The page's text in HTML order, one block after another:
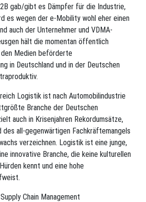
gab/gibt es Dämpfer für die Industrie,
es wegen der e-Mobility wohl eher einen
auch der Unternehmer und VDMA-
hält die momentan öffentlich
Medien beförderte
in Deutschland und in der Deutschen
Logistik ist nach Automobilindustrie
Branche der Deutschen
auch in Krisenjahren Rekordumsätze,
des all-gegenwärtigen Fachkräftemangels
verzeichnen. Logistik ist eine junge,
innovative Branche, die keine kulturellen
kennt und eine hohe
Chain Management